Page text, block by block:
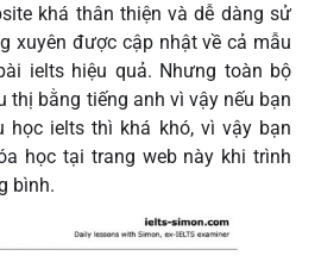
khá thân thiện và dễ dàng sử
xuyên được cập nhật về cả mẫu
ielts hiệu quả. Nhưng toàn bộ
thị bằng tiếng anh vì vậy nếu bạn
học ielts thì khá khó, vì vậy bạn
học tại trang web này khi trình
bình.